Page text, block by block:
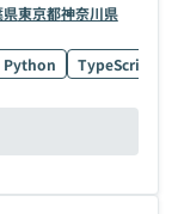
県東京都神奈川県
Python TypeScript